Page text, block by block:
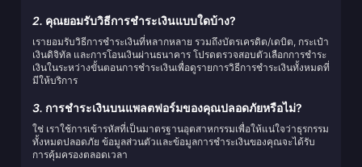
2. คุณยอมรับวิธีการชำระเงินแบบใดบ้าง?
เรายอมรับวิธีการชำระเงินที่หลากหลาย รวมถึงบัตรเครดิต/เดบิต, กระเป๋า
เงินดิจิทัล และการโอนเงินผ่านธนาคาร โปรดตรวจสอบตัวเลือกการชำระ
เงินในระหว่างขั้นตอนการชำระเงินเพื่อดูรายการวิธีการชำระเงินทั้งหมดที่
มีให้บริการ
3. การชำระเงินบนแพลตฟอร์มของคุณปลอดภัยหรือไม่?
ใช่ เราใช้การเข้ารหัสที่เป็นมาตรฐานอุตสาหกรรมเพื่อให้แน่ใจว่าธุรกรรม
ทั้งหมดปลอดภัย ข้อมูลส่วนตัวและข้อมูลการชำระเงินของคุณจะได้รับ
การคุ้มครองตลอดเวลา